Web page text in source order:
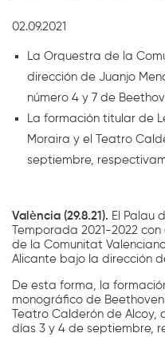
02.09.2021
La Orquestra de la
dirección de Juanjo
número 4 y 7 de
La formación titular de
Moraira y el Teatro
septiembre,
València (29.8.21). El Palau
Temporada 2021-2022
de la Comunitat
Alicante bajo la dirección
De esta forma, la
monográfico de
Teatro Calderón de
días 3 y 4 de septiembre,